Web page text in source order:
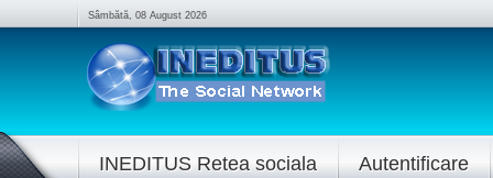
Sâmbătă, 08 August 2026
INEDITUS Retea sociala Autentificare